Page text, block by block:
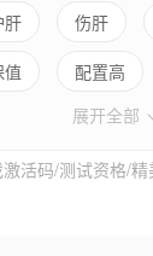
肝 伤肝
配置高
世
展开全部
活码/测试资格/